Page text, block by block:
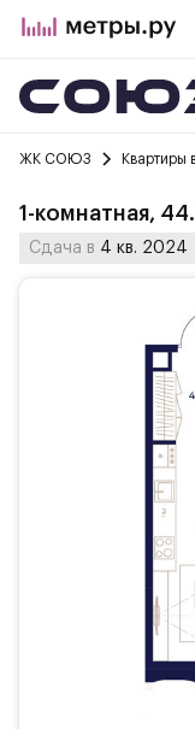
ЖК СОЮЗ
1-комнатная,
Сдача в 4 кв. 2024